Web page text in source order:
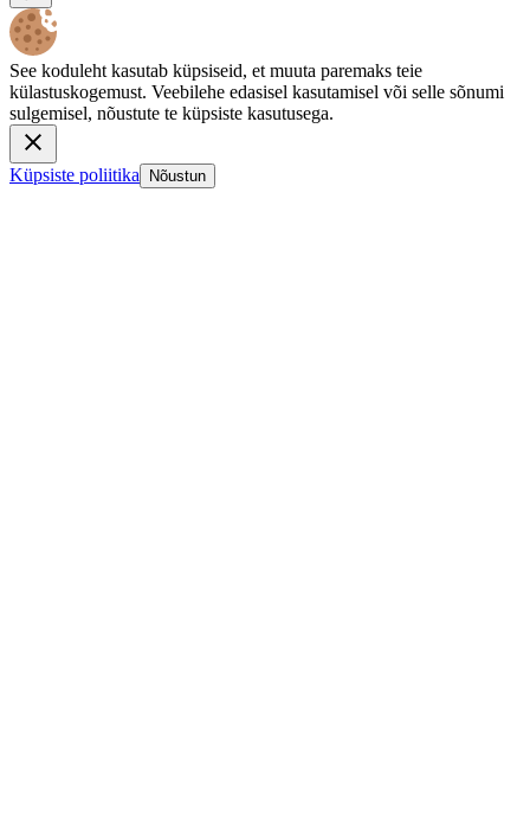
See koduleht kasutab küpsiseid, et muuta paremaks teie
külastuskogemust. Veebilehe edasisel kasutamisel või selle sõnumi
sulgemisel, nõustute te küpsiste kasutusega.
Küpsiste poliitika Nõustun